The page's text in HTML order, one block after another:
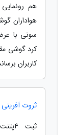
هواداران
کرد گوشی
کاربران
ثروت آفرینی
ثبت